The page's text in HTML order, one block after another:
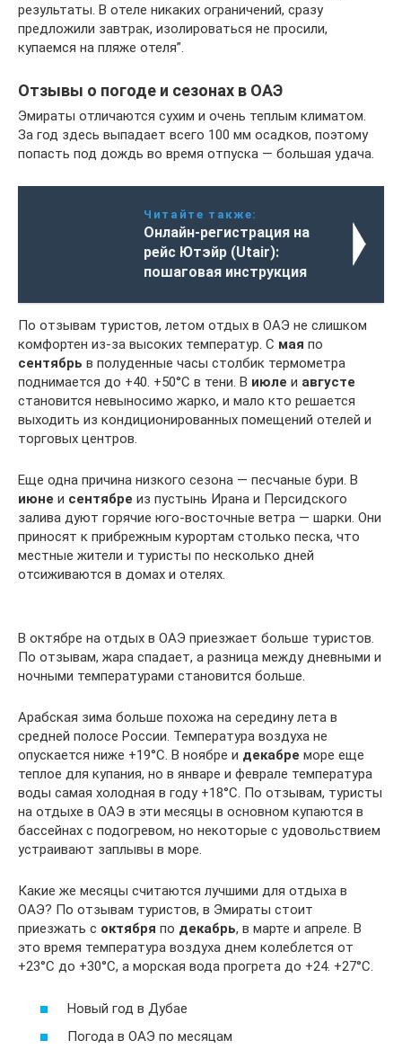
результаты. В отеле никаких ограничений, сразу
предложили завтрак, изолироваться не просили,
купаемся на пляже отеля”.
Отзывы о погоде и сезонах в ОАЭ
Эмираты отличаются сухим и очень теплым климатом.
За год здесь выпадает всего 100 мм осадков, поэтому
попасть под дождь во время отпуска — большая удача.
Читайте также:
Онлайн-регистрация на
рейс Ютэйр (Utair):
пошаговая инструкция
По отзывам туристов, летом отдых в ОАЭ не слишком
комфортен из-за высоких температур. С мая по
сентябрь в полуденные часы столбик термометра
поднимается до +40. +50°С в тени. В июле и августе
становится невыносимо жарко, и мало кто решается
выходить из кондиционированных помещений отелей и
торговых центров.
Еще одна причина низкого сезона — песчаные бури. В
июне и сентябре из пустынь Ирана и Персидского
залива дуют горячие юго-восточные ветра — шарки. Они
приносят к прибрежным курортам столько песка, что
местные жители и туристы по несколько дней
отсиживаются в домах и отелях.
В октябре на отдых в ОАЭ приезжает больше туристов.
По отзывам, жара спадает, а разница между дневными и
ночными температурами становится больше.
Арабская зима больше похожа на середину лета в
средней полосе России. Температура воздуха не
опускается ниже +19°С. В ноябре и декабре море еще
теплое для купания, но в январе и феврале температура
воды самая холодная в году +18°С. По отзывам, туристы
на отдыхе в ОАЭ в эти месяцы в основном купаются в
бассейнах с подогревом, но некоторые с удовольствием
устраивают заплывы в море.
Какие же месяцы считаются лучшими для отдыха в
ОАЭ? По отзывам туристов, в Эмираты стоит
приезжать с октября по декабрь, в марте и апреле. В
это время температура воздуха днем колеблется от
+23°С до +30°С, а морская вода прогрета до +24. +27°С.
Новый год в Дубае
Погода в ОАЭ по месяцам